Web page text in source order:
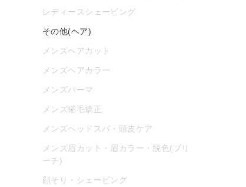
レディースシェービング
その他(ヘア)
メンズヘアカット
メンズヘアカラー
メンズパーマ
メンズ縮毛矯正
メンズヘッドスパ・頭皮ケア
メンズ眉カット・眉カラー・脱色(ブリ
ーチ)
顔そり・シェービング